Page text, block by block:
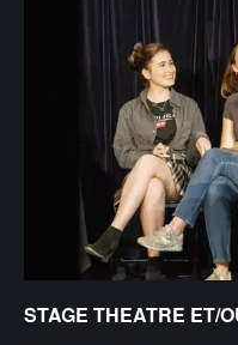
STAGE THEATRE ET/